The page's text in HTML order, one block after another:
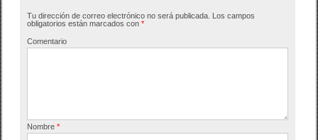
o
o
tir
Tu dirección de correo electrónico no será publicada.
Los campos
obligatorios están marcados con*
Comentario
Nombre*